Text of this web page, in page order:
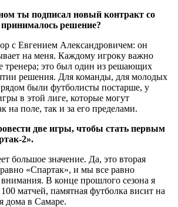
ты подписал новый контракт со
решение?
с Евгением Александровичем: он
на меня. Каждому игроку важно
тренера; это был один из решающих
решения. Для команды, для молодых
были футболисты постарше, у
в этой лиге, которые могут
на поле, так и за его пределами.
две игры, чтобы стать первым
2».
большое значение. Да, это вторая
«Спартак», и мы все равно
В конце прошлого сезона я
матчей, памятная футболка висит на
дома в Самаре.